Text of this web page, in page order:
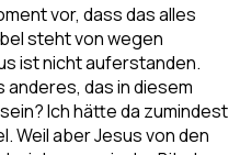
vor, dass das alles
steht von wegen
ist nicht auferstanden.
das in diesem
Ich hätte da zumindest
Weil aber Jesus von den